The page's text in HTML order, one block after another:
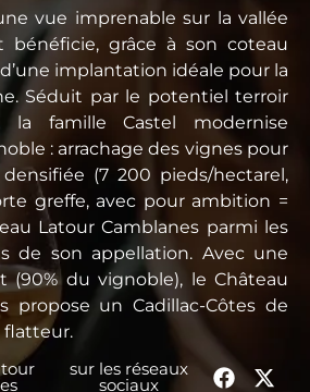
vue imprenable sur la vallée
bénéficie, grâce à son coteau
implantation idéale pour la
Séduit par le potentiel terroir
famille Castel modernise
: arrachage des vignes pour
(7 200 pieds/hectarel,
greffe, avec pour ambition =
Latour Camblanes parmi les
de son appellation. Avec une
(90% du vignoble), le Château
propose un Cadillac-Côtes de
flatteur.
sur les réseaux
sociaux